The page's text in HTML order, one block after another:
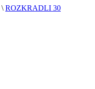
\ ROZKRADLI 30